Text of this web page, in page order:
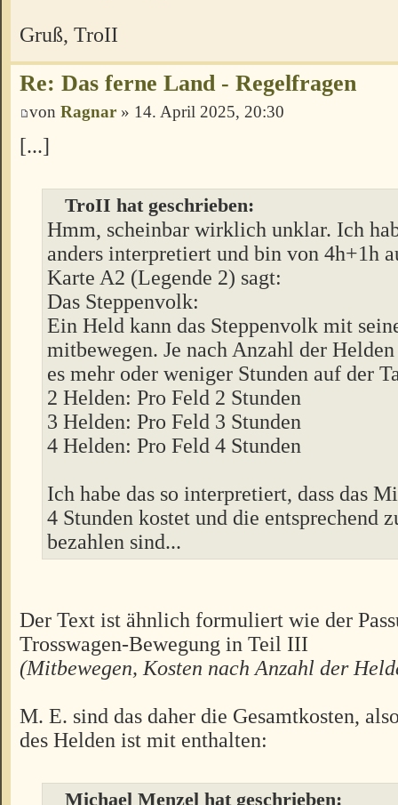
Gruß, TroII
Re: Das ferne Land - Regelfragen
von Ragnar » 14. April 2025, 20:30
[...]
TroII hat geschrieben:
Hmm, scheinbar wirklich unklar. Ich
anders interpretiert und bin von 4h+1h
Karte A2 (Legende 2) sagt:
Das Steppenvolk:
Ein Held kann das Steppenvolk mit
mitbewegen. Je nach Anzahl der
es mehr oder weniger Stunden auf der
2 Helden: Pro Feld 2 Stunden
3 Helden: Pro Feld 3 Stunden
4 Helden: Pro Feld 4 Stunden
Ich habe das so interpretiert, dass das
4 Stunden kostet und die entsprechend
bezahlen sind...
Der Text ist ähnlich formuliert wie der
Trosswagen-Bewegung in Teil III
(Mitbewegen, Kosten nach Anzahl der
M. E. sind das daher die Gesamtkosten,
des Helden ist mit enthalten:
Michael Menzel hat geschrieben: